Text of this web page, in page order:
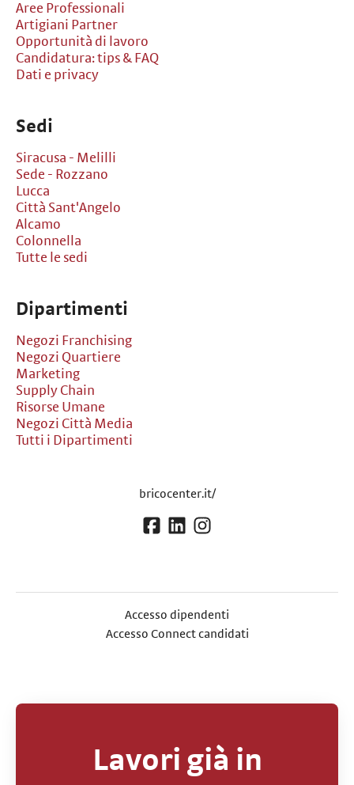
Aree Professionali
Artigiani Partner
Opportunità di lavoro
Candidatura: tips & FAQ
Dati e privacy
Sedi
Siracusa - Melilli
Sede - Rozzano
Lucca
Città Sant'Angelo
Alcamo
Colonnella
Tutte le sedi
Dipartimenti
Negozi Franchising
Negozi Quartiere
Marketing
Supply Chain
Risorse Umane
Negozi Città Media
Tutti i Dipartimenti
bricocenter.it/
Accesso dipendenti
Accesso Connect candidati
Lavori già in